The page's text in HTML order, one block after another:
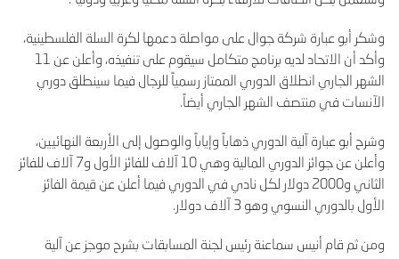
وشكر أبو عبارة شركة جوال على مواصلة دعمها لكرة السلة الفلسطينية،
وأكد أن الاتحاد لديه برنامج متكامل سيقوم على تنفيذه، وأعلن عن 11
الشهر الجاري انطلاق الدوري الممتاز رسمياً للرجال فيما سينطلق دوري
الآنسات في منتصف الشهر الجاري أيضاً.
وشرح أبو عبارة آلية الدوري ذهاباً وإياباً والوصول إلى الأربعة النهائيين،
وأعلن عن جوائز الدوري المالية وهي 10 آلاف للفائز الأول و7 آلاف للفائز
الثاني و2000 دولار لكل نادي في الدوري فيما أعلن عن قيمة الفائز
الأول بالدوري النسوي وهو 3 آلاف دولار.
ومن ثم قام أنيس سماعنة رئيس لجنة المسابقات بشرح موجز عن آلية